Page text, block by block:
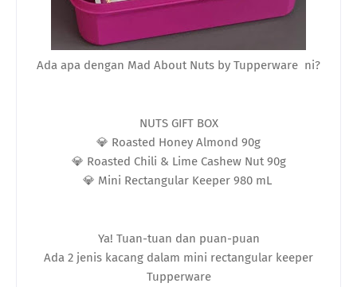
Ada apa dengan Mad About Nuts by Tupperware ni?
NUTS GIFT BOX
💎 Roasted Honey Almond 90g
💎 Roasted Chili & Lime Cashew Nut 90g
💎 Mini Rectangular Keeper 980 mL
Ya! Tuan-tuan dan puan-puan
Ada 2 jenis kacang dalam mini rectangular keeper
Tupperware